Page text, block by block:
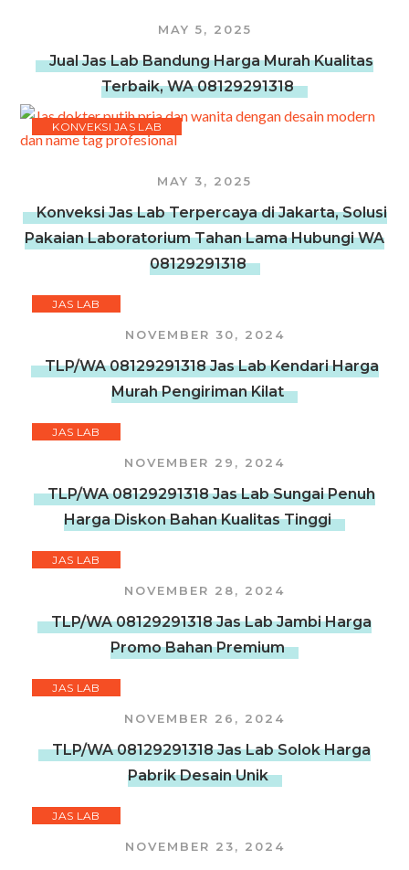
MAY 5, 2025
Jual Jas Lab Bandung Harga Murah Kualitas
Terbaik, WA 08129291318
KONVEKSI JAS LAB
MAY 3, 2025
Konveksi Jas Lab Terpercaya di Jakarta, Solusi
Pakaian Laboratorium Tahan Lama Hubungi WA
08129291318
JAS LAB
NOVEMBER 30, 2024
TLP/WA 08129291318 Jas Lab Kendari Harga
Murah Pengiriman Kilat
JAS LAB
NOVEMBER 29, 2024
TLP/WA 08129291318 Jas Lab Sungai Penuh
Harga Diskon Bahan Kualitas Tinggi
JAS LAB
NOVEMBER 28, 2024
TLP/WA 08129291318 Jas Lab Jambi Harga
Promo Bahan Premium
JAS LAB
NOVEMBER 26, 2024
TLP/WA 08129291318 Jas Lab Solok Harga
Pabrik Desain Unik
JAS LAB
NOVEMBER 23, 2024